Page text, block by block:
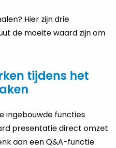
Hier zijn drie
de moeite waard zijn om
tijdens het
ingebouwde functies
presentatie direct omzet
aan een Q&A-functie